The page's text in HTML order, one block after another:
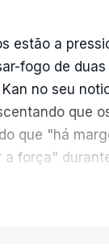
estão a
fogo de
no seu
que
que "há
a força"